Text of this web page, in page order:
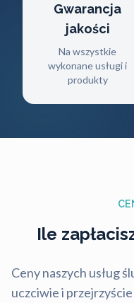
Gwarancja
jakości
Na wszystkie
wykonane usługi i
produkty
Ile
Ceny naszych usług
uczciwie i